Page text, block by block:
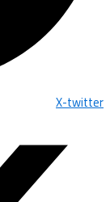
X-twitter